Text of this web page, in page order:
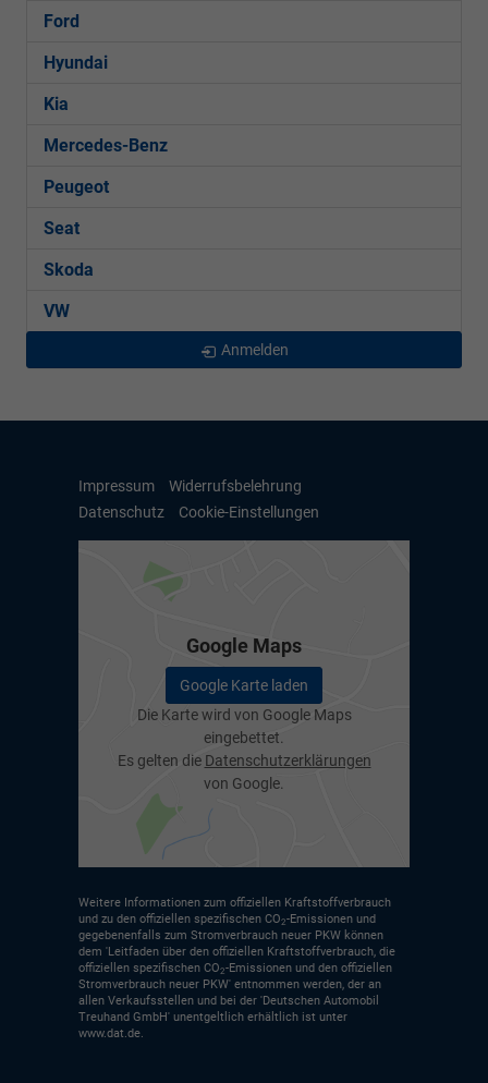
Ford
Hyundai
Kia
Mercedes-Benz
Peugeot
Seat
Skoda
VW
Anmelden
Impressum
Widerrufsbelehrung
Datenschutz
Cookie-Einstellungen
Google Maps
Google Karte laden
Die Karte wird von Google Maps
eingebettet.
Es gelten die Datenschutzerklärungen
von Google.
Weitere Informationen zum offiziellen Kraftstoffverbrauch
und zu den offiziellen spezifischen CO2-Emissionen und
gegebenenfalls zum Stromverbrauch neuer PKW können
dem 'Leitfaden über den offiziellen Kraftstoffverbrauch, die
offiziellen spezifischen CO2-Emissionen und den offiziellen
Stromverbrauch neuer PKW' entnommen werden, der an
allen Verkaufsstellen und bei der 'Deutschen Automobil
Treuhand GmbH' unentgeltlich erhältlich ist unter
www.dat.de.